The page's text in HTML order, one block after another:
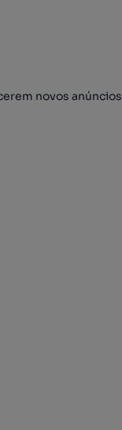
novos anúncios